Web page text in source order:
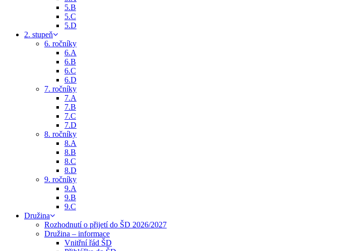
5.B
5.C
5.D
2. stupeň
6. ročníky
6.A
6.B
6.C
6.D
7. ročníky
7.A
7.B
7.C
7.D
8. ročníky
8.A
8.B
8.C
8.D
9. ročníky
9.A
9.B
9.C
Družina
Rozhodnutí o přijetí do ŠD 2026/2027
Družina – informace
Vnitřní řád ŠD